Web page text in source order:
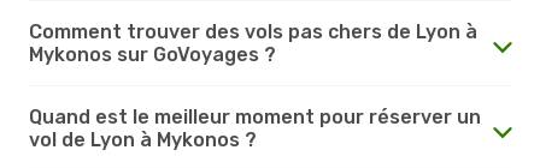
Comment trouver des vols pas chers de Lyon à
Mykonos sur GoVoyages ?
Quand est le meilleur moment pour réserver un
vol de Lyon à Mykonos ?